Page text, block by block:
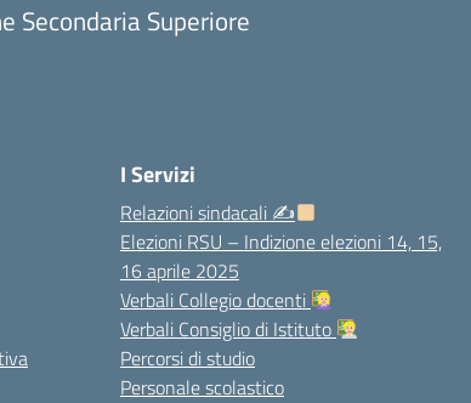
Secondaria Superiore
I Servizi
Relazioni sindacali ✍
Elezioni RSU – Indizione elezioni 14, 15,
16 aprile 2025
Verbali Collegio docenti
Verbali Consiglio di Istituto
Percorsi di studio
Personale scolastico